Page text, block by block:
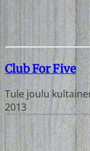
Club For Five
Tule joulu
2013